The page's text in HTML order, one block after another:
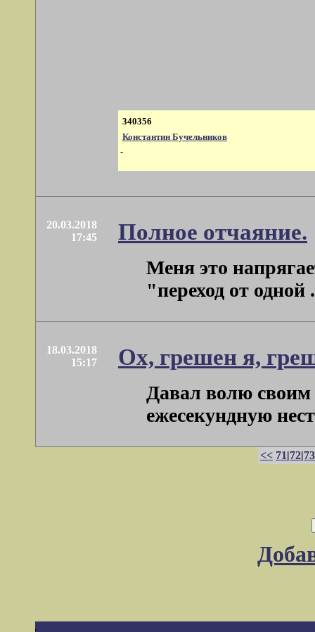
340356
Константин Бучельников
-
20.03.2018
17:45
Полное отчаяние.
Меня это
"переход от одной
18.03.2018
15:17
Ох, грешен я,
Давал волю
ежесекундную
<< 71|72|73